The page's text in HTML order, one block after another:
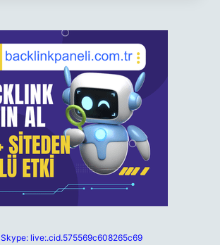
Skype: live:.cid.575569c608265c69